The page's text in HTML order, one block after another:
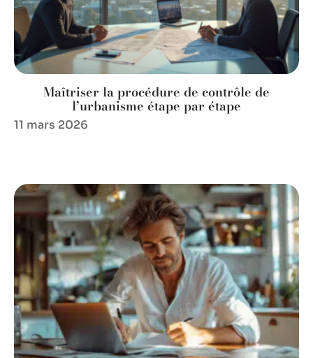
Maîtriser la procédure de contrôle de
l’urbanisme étape par étape
11 mars 2026